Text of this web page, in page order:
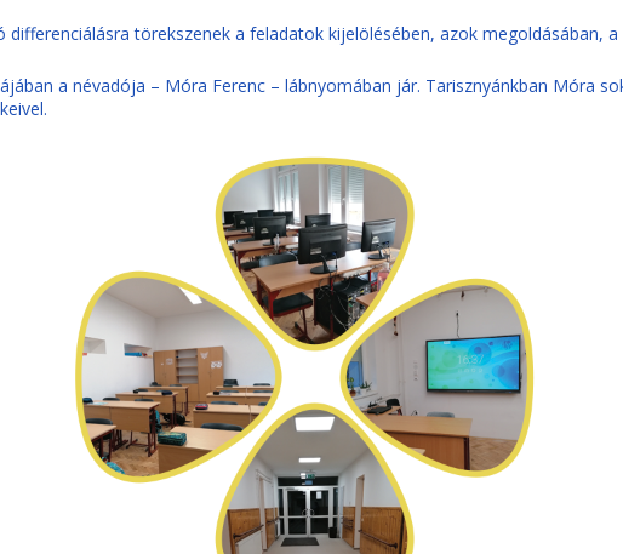
törekszenek a feladatok kijelölésében, azok megoldásában,
a névadója – Móra Ferenc – lábnyomában jár. Tarisznyánkban Móra